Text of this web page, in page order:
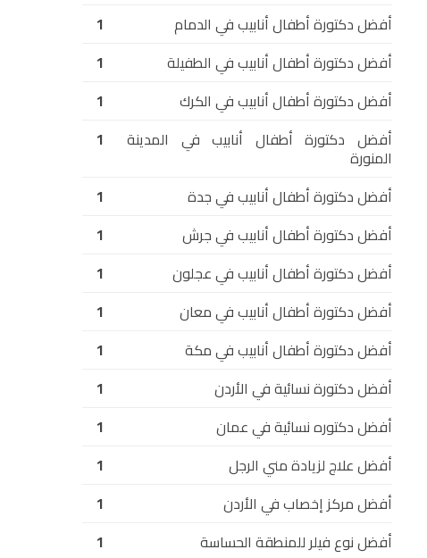
أفضل دكتورة أطفال أنابيب في الدمام
1
أفضل دكتورة أطفال أنابيب في الطفيلة
1
أفضل دكتورة أطفال أنابيب في الكرك
1
أفضل دكتورة أطفال أنابيب في المدينة
المنورة
1
أفضل دكتورة أطفال أنابيب في جدة
1
أفضل دكتورة أطفال أنابيب في جرش
1
أفضل دكتورة أطفال أنابيب في عجلون
1
أفضل دكتورة أطفال أنابيب في معان
1
أفضل دكتورة أطفال أنابيب في مكة
1
أفضل دكتورة نسائية في الأردن
1
أفضل دكتوره نسائية في عمان
1
أفضل علاج لزيادة مني الرجل
1
أفضل مركز إخصاب في الأردن
1
أفضل نوع فيلر للمنطقة الحساسة
1